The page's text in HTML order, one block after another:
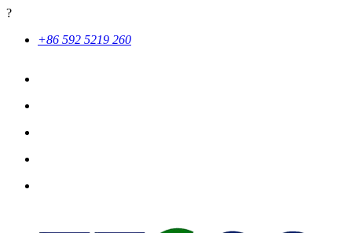
?
+86 592 5219 260